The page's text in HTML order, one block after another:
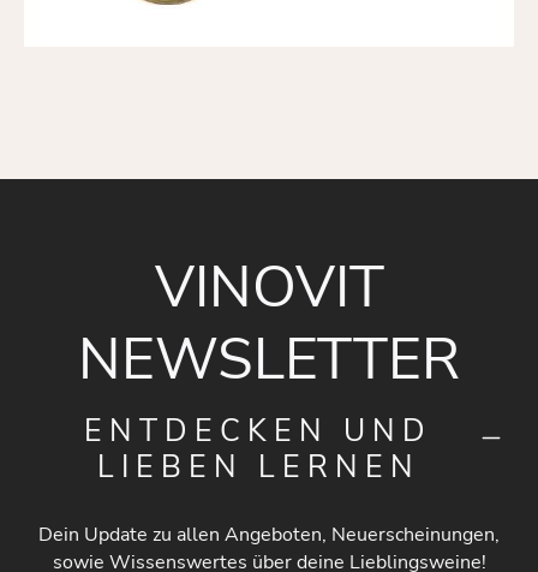
VINOVIT
NEWSLETTER
ENTDECKEN UND
LIEBEN LERNEN
Dein Update zu allen Angeboten, Neuerscheinungen,
sowie Wissenswertes über deine Lieblingsweine!